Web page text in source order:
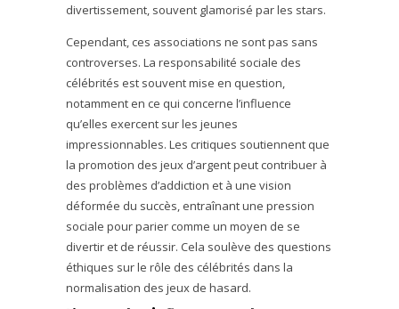
divertissement, souvent glamorisé par les stars.
Cependant, ces associations ne sont pas sans
controverses. La responsabilité sociale des
célébrités est souvent mise en question,
notamment en ce qui concerne l’influence
qu’elles exercent sur les jeunes
impressionnables. Les critiques soutiennent que
la promotion des jeux d’argent peut contribuer à
des problèmes d’addiction et à une vision
déformée du succès, entraînant une pression
sociale pour parier comme un moyen de se
divertir et de réussir. Cela soulève des questions
éthiques sur le rôle des célébrités dans la
normalisation des jeux de hasard.